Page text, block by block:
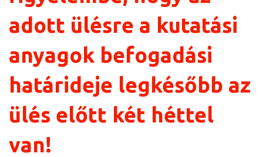
adott ülésre a kutatási
anyagok befogadási
határideje legkésőbb az
ülés előtt két héttel
van!